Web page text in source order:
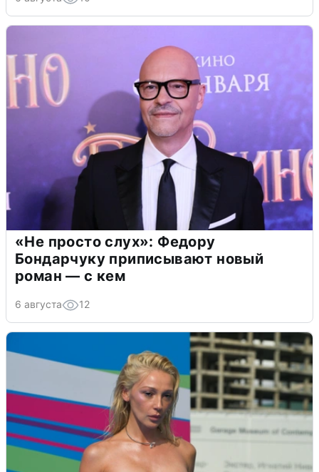
«Не просто слух»: Федору
Бондарчуку приписывают новый
роман — с кем
6 августа 12